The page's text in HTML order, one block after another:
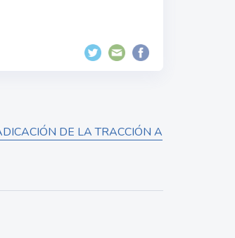
DE LA TRACCIÓN A